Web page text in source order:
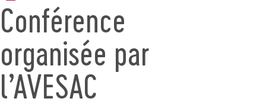
Conférence
organisée par
l’AVESAC